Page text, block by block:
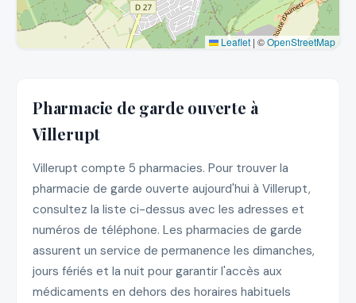
Leaflet | ©OpenStreetMap
Pharmacie de garde ouverte à
Villerupt
Villerupt compte 5 pharmacies. Pour trouver la
pharmacie de garde ouverte aujourd'hui à Villerupt,
consultez la liste ci-dessus avec les adresses et
numéros de téléphone. Les pharmacies de garde
assurent un service de permanence les dimanches,
jours fériés et la nuit pour garantir l'accès aux
médicaments en dehors des horaires habituels